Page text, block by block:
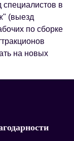
в
(выезд
по сборке
на новых